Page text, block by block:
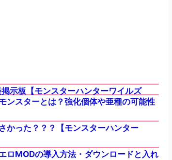
示板【モンスターハンターワイルズ
ンスターとは？強化個体や亜種の可能性
かった？？？【モンスターハンター
ロMODの導入方法・ダウンロードと入れ